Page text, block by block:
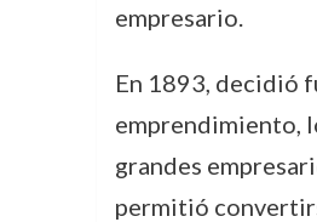
empresario.
En 1893, decidió
emprendimiento,
grandes
permitió